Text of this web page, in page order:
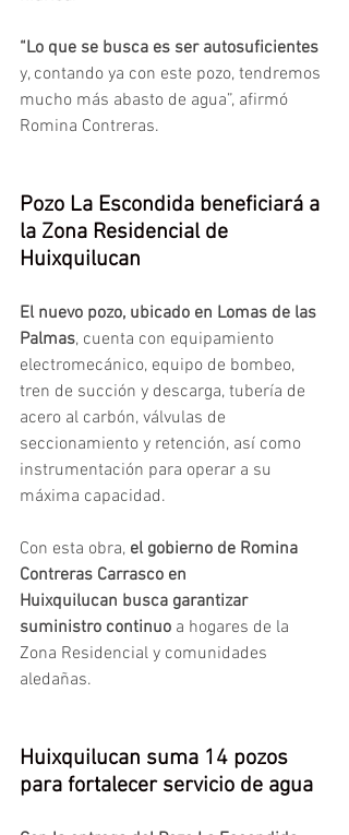
“Lo que se busca es ser autosuficientes
y, contando ya con este pozo, tendremos
mucho más abasto de agua”, afirmó
Romina Contreras.
Pozo La Escondida beneficiará a
la Zona Residencial de
Huixquilucan
El nuevo pozo, ubicado en Lomas de las
Palmas, cuenta con equipamiento
electromecánico, equipo de bombeo,
tren de succión y descarga, tubería de
acero al carbón, válvulas de
seccionamiento y retención, así como
instrumentación para operar a su
máxima capacidad.
Con esta obra, el gobierno de Romina
Contreras Carrasco en
Huixquilucan busca garantizar
suministro continuo a hogares de la
Zona Residencial y comunidades
aledañas.
Huixquilucan suma 14 pozos
para fortalecer servicio de agua